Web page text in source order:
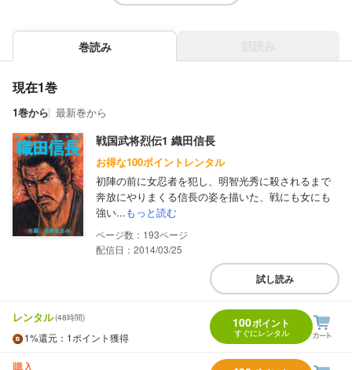
巻読み
現在1巻
1巻から 最新巻から
戦国武将烈伝1 織田信長
お得な100ポイントレンタル
初陣の前に女忍者を犯し、明智光秀に殺されるまで
奔放にやりまくる信長の姿を描いた、戦にも女にも
強い...もっと読む
193
配信日：2014/03/25
試し読み
レンタル(48時間)
1%還元 ：1ポイント獲得
100ポイント
すぐにレンタル
購入